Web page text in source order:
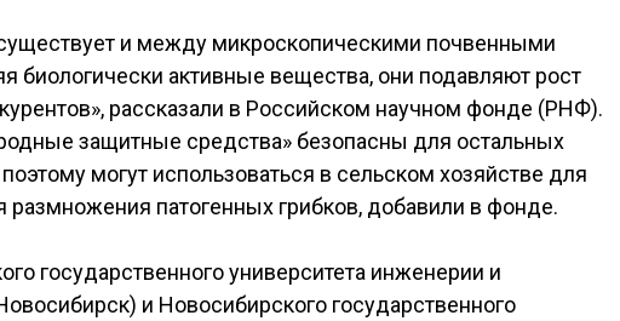
и между микроскопическими почвенными
биологически активные вещества, они подавляют рост
рассказали в Российском научном фонде (РНФ).
защитные средства» безопасны для остальных
могут использоваться в сельском хозяйстве для
размножения патогенных грибков, добавили в фонде.
государственного университета инженерии и
и Новосибирского государственного